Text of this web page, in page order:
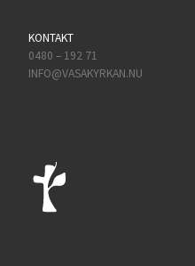
KONTAKT
0480 – 192 71
INFO@VASAKYRKAN.NU